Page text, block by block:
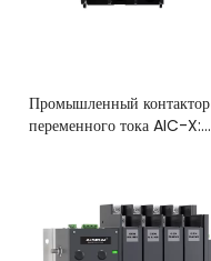
Промышленный контактор
переменного тока AIC-X: